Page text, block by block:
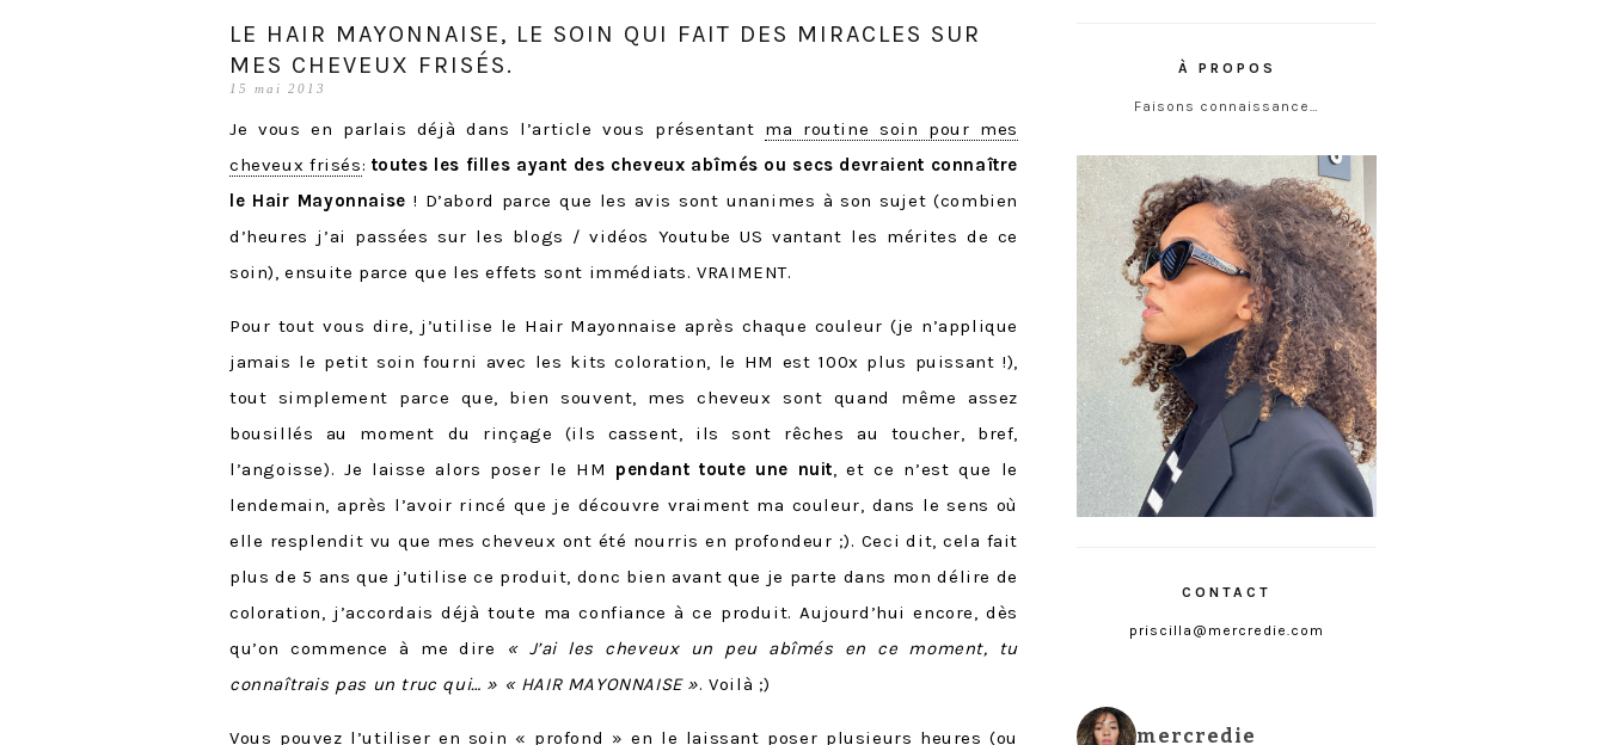
LE HAIR MAYONNAISE, LE SOIN QUI FAIT DES MIRACLES SUR
MES CHEVEUX FRISÉS.
15 mai 2013
Je vous en parlais déjà dans l’article vous présentant ma routine soin pour mes
cheveux frisés: toutes les filles ayant des cheveux abîmés ou secs devraient connaître
le Hair Mayonnaise ! D’abord parce que les avis sont unanimes à son sujet (combien
d’heures j’ai passées sur les blogs / vidéos Youtube US vantant les mérites de ce
soin), ensuite parce que les effets sont immédiats. VRAIMENT.
Pour tout vous dire, j’utilise le Hair Mayonnaise après chaque couleur (je n’applique
jamais le petit soin fourni avec les kits coloration, le HM est 100x plus puissant !),
tout simplement parce que, bien souvent, mes cheveux sont quand même assez
bousillés au moment du rinçage (ils cassent, ils sont rêches au toucher, bref,
l’angoisse). Je laisse alors poser le HM pendant toute une nuit, et ce n’est que le
lendemain, après l’avoir rincé que je découvre vraiment ma couleur, dans le sens où
elle resplendit vu que mes cheveux ont été nourris en profondeur ;). Ceci dit, cela fait
plus de 5 ans que j’utilise ce produit, donc bien avant que je parte dans mon délire de
coloration, j’accordais déjà toute ma confiance à ce produit. Aujourd’hui encore, dès
qu’on commence à me dire
« J’ai les cheveux un peu abîmés en ce moment, tu
connaîtrais pas un truc qui… » « HAIR MAYONNAISE ». Voilà ;)
Vous pouvez l’utiliser en soin « profond » en le laissant poser plusieurs heures (ou
À PROPOS
Faisons connaissance…
CONTACT
priscilla@mercredie.com
mercredie